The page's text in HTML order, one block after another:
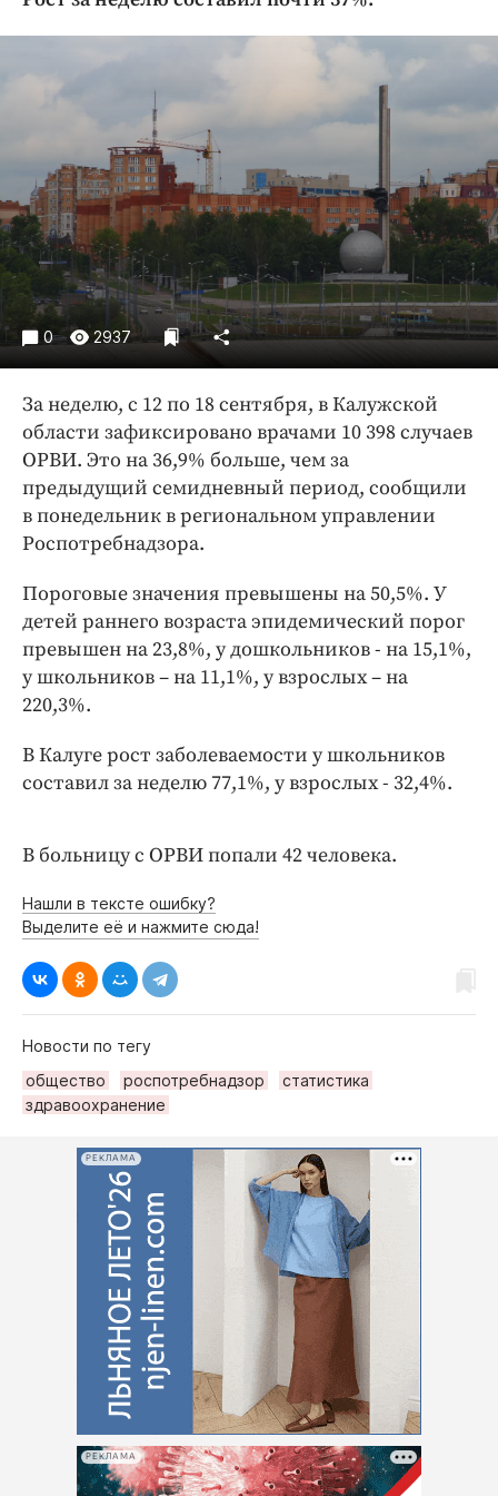
Криминал
Недвижимость и ЖКХ
Образование
Общество
Погода
Праздники
Происшествия
Спорт
Экономика и бизнес
ПРОЕКТЫ
Блоги
Издания
Медиаперсона
Интересное чтиво
Клиника года
Работодатель года
0 2937
За неделю, с 12 по 18 сентября, в Калужской
области зафиксировано врачами 10 398 случаев
ОРВИ. Это на 36,9% больше, чем за
предыдущий семидневный период, сообщили
в понедельник в региональном управлении
Роспотребнадзора.
Пороговые значения превышены на 50,5%. У
детей раннего возраста эпидемический порог
превышен на 23,8%, у дошкольников - на 15,1%,
у школьников – на 11,1%, у взрослых – на
220,3%.
В Калуге рост заболеваемости у школьников
составил за неделю 77,1%, у взрослых - 32,4%.
В больницу с ОРВИ попали 42 человека.
Нашли в тексте ошибку?
Выделите её и нажмите сюда!
Новости по тегу
общество
роспотребнадзор
статистика
здравоохранение
РЕКЛАМА
РЕКЛАМА